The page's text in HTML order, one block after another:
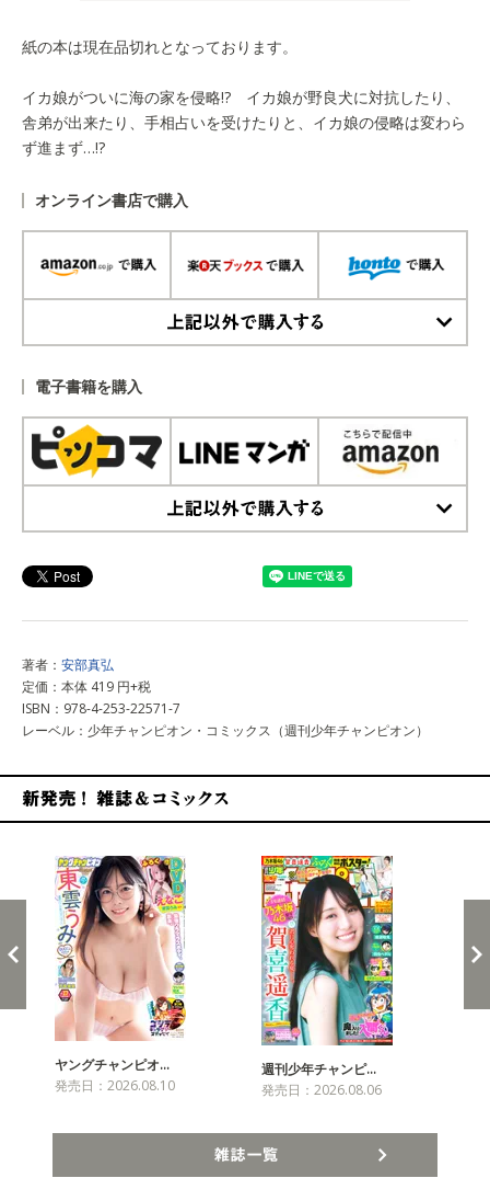
紙の本は現在品切れとなっております。
イカ娘がついに海の家を侵略!? イカ娘が野良犬に対抗したり、
舎弟が出来たり、手相占いを受けたりと、イカ娘の侵略は変わら
ず進まず…!?
オンライン書店で購入
電子書籍を購入
著者： 安部真弘
定価：本体 419 円+税
ISBN：978-4-253-22571-7
レーベル：少年チャンピオン・コミックス（週刊少年チャンピオン）
ヤングチャンピオ…
発売日：2026.08.10
週刊少年チャンピ…
発売日：2026.08.06